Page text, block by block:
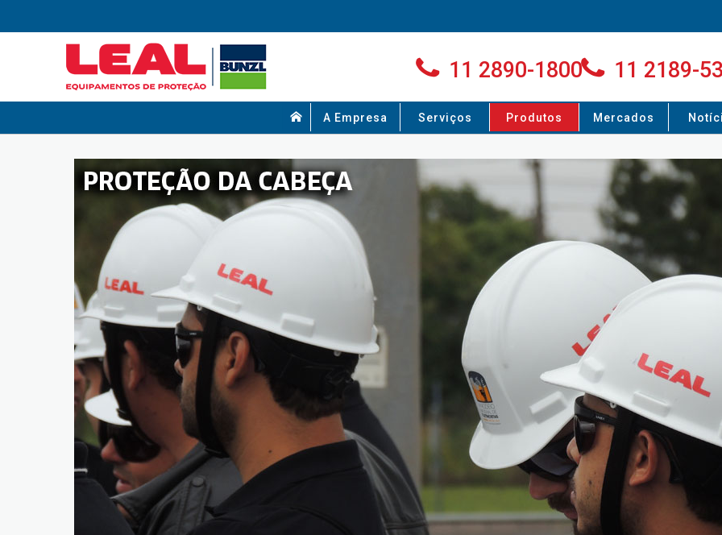
11 2890-1800 11 2189-
A Empresa Serviços Produtos Mercados